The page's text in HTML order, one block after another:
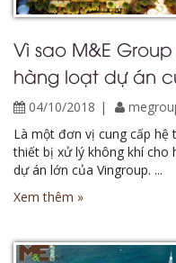
Vì sao M&E
hàng loạt dự án
04/10/2018
Là một đơn vị cung cấp hệ
thiết bị xử lý không khí cho
dự án lớn của Vingroup. ...
Xem thêm »